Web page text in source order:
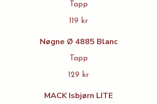
Tapp
119 kr
Nøgne Ø 4885 Blanc
Tapp
129 kr
MACK Isbjørn LITE